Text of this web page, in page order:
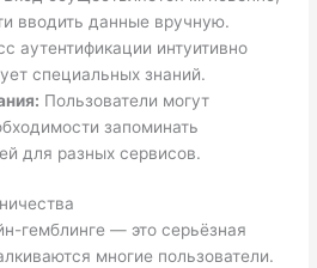
вводить данные вручную.
аутентификации интуитивно
специальных знаний.
Пользователи могут
запоминать
для разных сервисов.
гемблинге — это серьёзная
многие пользователи.